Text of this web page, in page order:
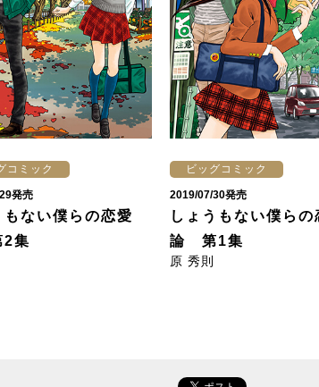
コミック
発売
もない僕らの恋愛
集
ビッグコミック
2019/07/30発売
しょうもない僕らの
論 第1集
原 秀則